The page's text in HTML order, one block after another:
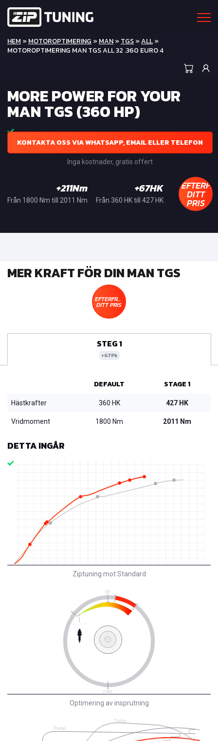
HEM »MOTOROPTIMERING »MAN»TGS»ALL»
MOTOROPTIMERING MAN TGS ALL 32 .360 EURO 4
MORE POWER FOR YOUR
MAN TGS (360 HP)
KONTAKTA OSS VIA WHATSAPP, EMAIL ELLER TELEFON
Inga kostnader, gratis offert
+211Nm
Från 1800 Nm till 2011 Nm
+67HK
Från 360 HK till 427 HK DITT
PRIS
MER KRAFT FÖR DIN MAN TGS
EFTERFRÅGA
DITT PRIS
STEG 1
+67Pk
DEFAULT STAGE 1
Hästkrafter 360 HK 427 HK
Vridmoment 1800 Nm 2011 Nm
DETTA INGÅR
Ziptuning mot Standard
Optimering av insprutning